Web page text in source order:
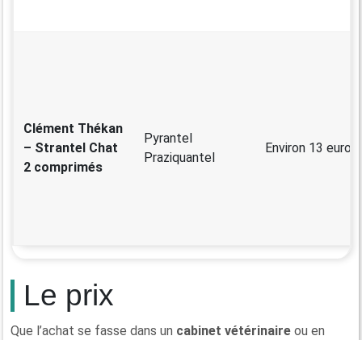
Clément Thékan
– Strantel Chat
2 comprimés
Pyrantel
Praziquantel
Environ 13 euros
Le prix
Que l’achat se fasse dans un cabinet vétérinaire ou en